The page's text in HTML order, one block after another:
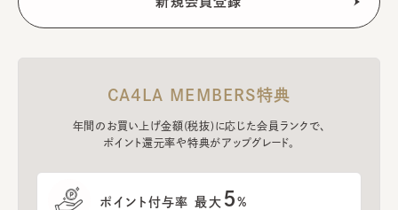
CA4LA MEMBERS特典
年間のお買い上げ金額(税抜)に応じた会員ランクで、
ポイント還元率や特典がアップグレード。
ポイント付与率 最大 5%